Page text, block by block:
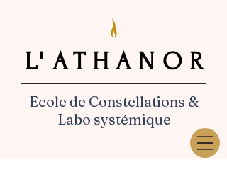
L'ATHANOR
L'ATHANOR
Ecole de Constellations &
Labo systémique